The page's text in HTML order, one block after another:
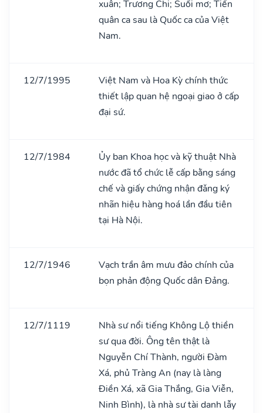
xuân; Trương Chi; Suối mơ; Tiến
quân ca sau là Quốc ca của Việt
Nam.
12/7/1995
Việt Nam và Hoa Kỳ chính thức
thiết lập quan hệ ngoại giao ở cấp
đại sứ.
12/7/1984
Ủy ban Khoa học và kỹ thuật Nhà
nước đã tổ chức lễ cấp bằng sáng
chế và giấy chứng nhận đǎng ký
nhãn hiệu hàng hoá lần đầu tiên
tại Hà Nội.
12/7/1946
Vạch trần âm mưu đảo chính của
bọn phản động Quốc dân Đảng.
12/7/1119
Nhà sư nổi tiếng Không Lộ thiền
sư qua đời. Ông tên thật là
Nguyễn Chí Thành, người Đàm
Xá, phủ Tràng An (nay là làng
Điền Xá, xã Gia Thắng, Gia Viễn,
Ninh Bình), là nhà sư tài danh lẫy